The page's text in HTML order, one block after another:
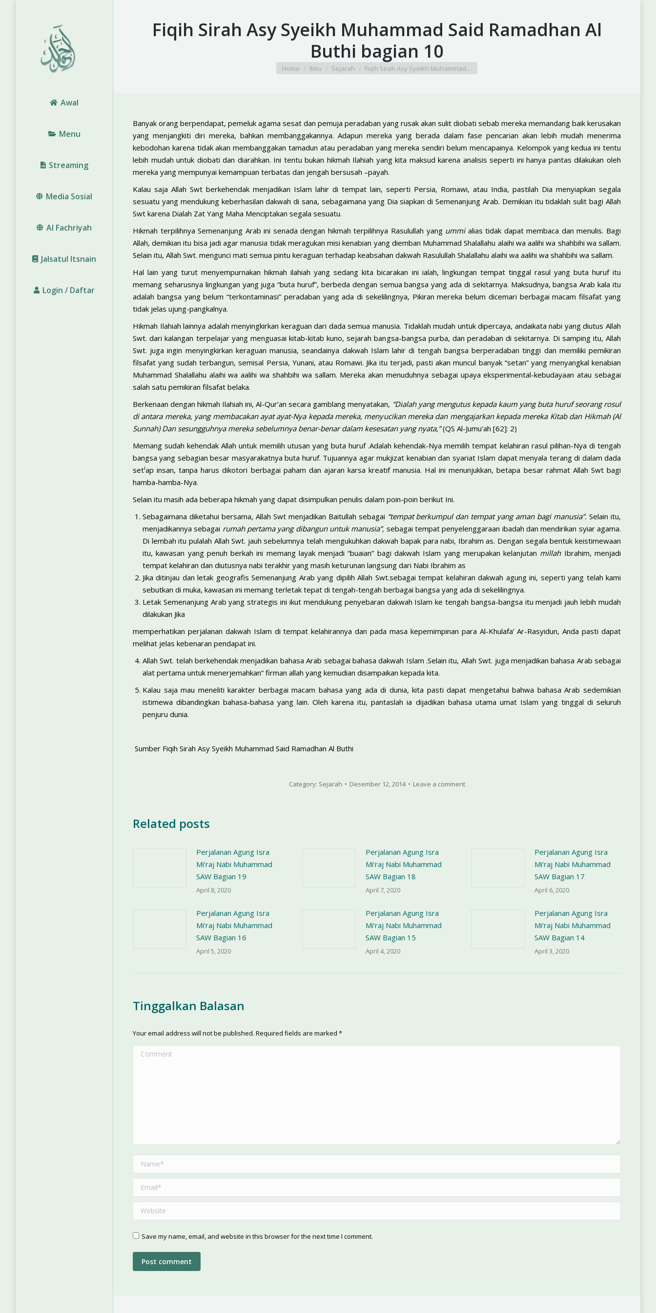
Awal
Menu
Streaming
Media Sosial
Al Fachriyah
Jalsatul Itsnain
Login / Daftar
Fiqih Sirah Asy Syeikh Muhammad Said Ramadhan Al
Buthi bagian 10
You are here:
Home Ilmu Sejarah Fiqih Sirah Asy Syeikh Muhammad…
Banyak orang berpendapat, pemeluk agama sesat dan pemuja peradaban yang rusak akan sulit diobati sebab mereka memandang baik kerusakan
yang menjangkiti diri mereka, bahkan membanggakannya. Adapun mereka yang berada dalam fase pencarian akan lebih mudah menerima
kebodohan karena tidak akan membanggakan tamadun atau peradaban yang mereka sendiri belum mencapainya. Kelompok yang kedua ini tentu
lebih mudah untuk diobati dan diarahkan. Ini tentu bukan hikmah Ilahiah yang kita maksud karena analisis seperti ini hanya pantas dilakukan oleh
mereka yang mempunyai kemampuan terbatas dan jengah bersusah –payah.
Kalau saja Allah Swt berkehendak menjadikan Islam lahir di tempat lain, seperti Persia, Romawi, atau India, pastilah Dia menyiapkan segala
sesuatu yang mendukung keberhasilan dakwah di sana, sebagaimana yang Dia siapkan di Semenanjung Arab. Demikian itu tidaklah sulit bagi Allah
Swt karena Dialah Zat Yang Maha Menciptakan segala sesuatu.
Hikmah terpilihnya Semenanjung Arab ini senada dengan hikmah terpilihnya Rasulullah yang ummi alias tidak dapat membaca dan menulis. Bagi
Allah, demikian itu bisa jadi agar manusia tidak meragukan misi kenabian yang diemban Muhammad Shalallahu alaihi wa aalihi wa shahbihi wa sallam.
Selain itu, Allah Swt. mengunci mati semua pintu keraguan terhadap keabsahan dakwah Rasulullah Shalallahu alaihi wa aalihi wa shahbihi wa sallam.
Hal lain yang turut menyempurnakan hikmah ilahiah yang sedang kita bicarakan ini ialah, lingkungan tempat tinggal rasul yang buta huruf itu
memang seharusnya lingkungan yang juga “buta huruf”, berbeda dengan semua bangsa yang ada di sekitarnya. Maksudnya, bangsa Arab kala itu
adalah bangsa yang belum “terkontaminasi” peradaban yang ada di sekelilingnya, Pikiran mereka belum dicemari berbagai macam filsafat yang
tidak jelas ujung-pangkalnya.
Hikmah Ilahiah lainnya adalah menyingkirkan keraguan dari dada semua manusia. Tidaklah mudah untuk dipercaya, andaikata nabi yang diutus Allah
Swt. dari kalangan terpelajar yang menguasai kitab-kitab kuno, sejarah bangsa-bangsa purba, dan peradaban di sekitarnya. Di samping itu, Allah
Swt. juga ingin menyingkirkan keraguan manusia, seandainya dakwah Islam lahir di tengah bangsa berperadaban tinggi dan memiliki pemikiran
filsafat yang sudah terbangun, semisal Persia, Yunani, atau Romawi. Jika itu terjadi, pasti akan muncul banyak “setan” yang menyangkal kenabian
Muhammad Shalallahu alaihi wa aalihi wa shahbihi wa sallam. Mereka akan menuduhnya sebagai upaya eksperimental-kebudayaan atau sebagai
salah satu pemikiran filsafat belaka.
Berkenaan dengan hikmah Ilahiah ini, Al-Qur’an secara gamblang menyatakan, “Dialah yang mengutus kepada kaum yang buta huruf seorang rosul
di antara mereka, yang membacakan ayat ayat-Nya kepada mereka, menyucikan mereka dan mengajarkan kepada mereka Kitab dan Hikmah (Al
Sunnah) Dan sesungguhnya mereka sebelumnya benar-benar dalam kesesatan yang nyata,”(QS Al-Jumu’ah [62]: 2)
Memang sudah kehendak Allah untuk memilih utusan yang buta huruf .Adalah kehendak-Nya memilih tempat kelahiran rasul pilihan-Nya di tengah
bangsa yang sebagian besar masyarakatnya buta huruf. Tujuannya agar mukjizat kenabian dan syariat Islam dapat menyala terang di dalam dada
setiap insan, tanpa harus dikotori berbagai paham dan ajaran karsa kreatif manusia. Hal ini menunjukkan, betapa besar rahmat Allah Swt bagi
hamba-hamba-Nya.
Selain itu masih ada beberapa hikmah yang dapat disimpulkan penulis dalam poin-poin berikut Ini.
Sebagaimana diketahui bersama, Allah Swt menjadikan Baitullah sebagai “tempat berkumpul dan tempat yang aman bagi manusia”.Selain itu,
menjadikannya sebagai rumah pertama yang dibangun untuk manusia”, sebagai tempat penyelenggaraan ibadah dan mendirikan syiar agama.
Di lembah itu pulalah Allah Swt. jauh sebelumnya telah mengukuhkan dakwah bapak para nabi, Ibrahim as. Dengan segala bentuk keistimewaan
itu, kawasan yang penuh berkah ini memang layak menjadi “buaian” bagi dakwah Islam yang merupakan kelanjutan millah Ibrahim, menjadi
tempat kelahiran dan diutusnya nabi terakhir yang masih keturunan langsung dari Nabi Ibrahim as
Jika ditinjau dan letak geografis Semenanjung Arab yang dipilih Allah Swt.sebagai tempat kelahiran dakwah agung ini, seperti yang telah kami
sebutkan di muka, kawasan ini memang terletak tepat di tengah-tengah berbagai bangsa yang ada di sekelilingnya.
Letak Semenanjung Arab yang strategis ini ikut mendukung penyebaran dakwah Islam ke tengah bangsa-bangsa itu menjadi jauh lebih mudah
dilakukan Jika
memperhatikan perjalanan dakwah Islam di tempat kelahirannya dan pada masa kepemimpinan para Al-Khulafa’ Ar-Rasyidun, Anda pasti dapat
melihat jelas kebenaran pendapat ini.
Allah Swt. telah berkehendak menjadikan bahasa Arab sebagai bahasa dakwah Islam .Selain itu, Allah Swt. juga menjadikan bahasa Arab sebagai
alat pertama untuk menerjemahkan” firman allah yang kemudian disampaikan kepada kita.
Kalau saja mau meneliti karakter berbagai macam bahasa yang ada di dunia, kita pasti dapat mengetahui bahwa bahasa Arab sedemikian
istimewa dibandingkan bahasa-bahasa yang lain. Oleh karena itu, pantaslah ia dijadikan bahasa utama umat Islam yang tinggal di seluruh
penjuru dunia.
Sumber Fiqih Sirah Asy Syeikh Muhammad Said Ramadhan Al Buthi
Category: Sejarah Desember 12, 2014 Leave a comment
Related posts
Perjalanan Agung Isra
Mi’raj Nabi Muhammad
SAW Bagian 19
April 8, 2020
Perjalanan Agung Isra
Mi’raj Nabi Muhammad
SAW Bagian 18
April 7, 2020
Perjalanan Agung Isra
Mi’raj Nabi Muhammad
SAW Bagian 17
April 6, 2020
Perjalanan Agung Isra
Mi’raj Nabi Muhammad
SAW Bagian 16
April 5, 2020
Perjalanan Agung Isra
Mi’raj Nabi Muhammad
SAW Bagian 15
April 4, 2020
Perjalanan Agung Isra
Mi’raj Nabi Muhammad
SAW Bagian 14
April 3, 2020
Tinggalkan Balasan
Your email address will not be published. Required fields are marked *
Comment
Name *
Email *
Website
Save my name, email, and website in this browser for the next time I comment.
Post comment